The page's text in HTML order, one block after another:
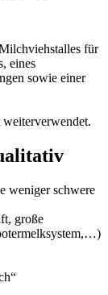
für
eines
sowie einer
weniger schwere
große